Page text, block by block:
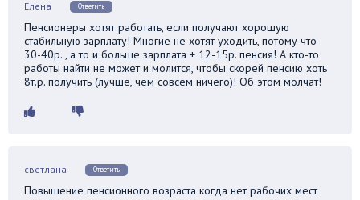
Елена Ответить
Пенсионеры хотят работать, если получают хорошую
стабильную зарплату! Многие не хотят уходить, потому что
30-40р. , а то и больше зарплата + 12-15р. пенсия! А кто-то
работы найти не может и молится, чтобы скорей пенсию хоть
8т.р. получить (лучше, чем совсем ничего)! Об этом молчат!
светлана Ответить
Повышение пенсионного возраста когда нет рабочих мест